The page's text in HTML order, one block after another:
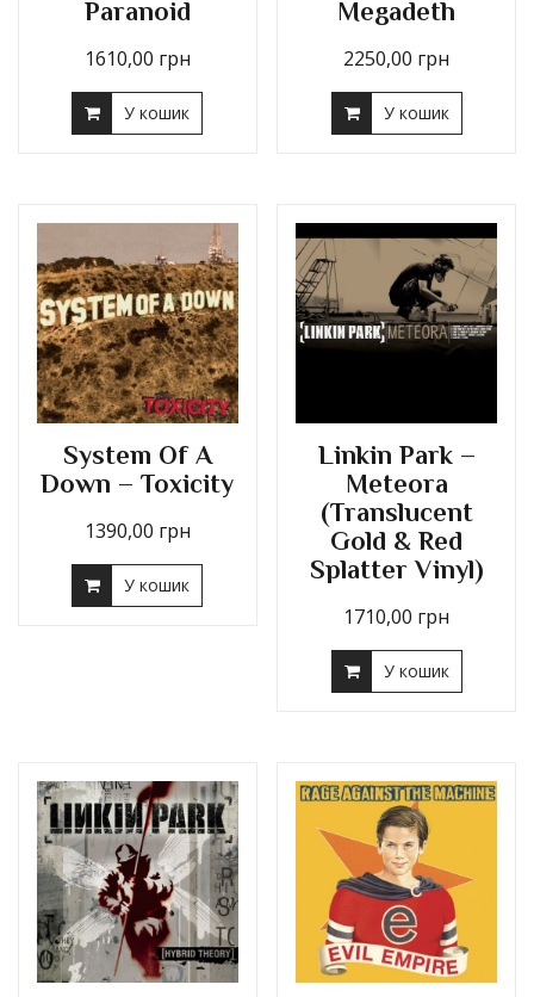
Paranoid
1610,00 грн
У кошик
Megadeth
2250,00 грн
У кошик
System Of A
Down – Toxicity
1390,00 грн
У кошик
Linkin Park –
Meteora
(Translucent
Gold & Red
Splatter Vinyl)
1710,00 грн
У кошик